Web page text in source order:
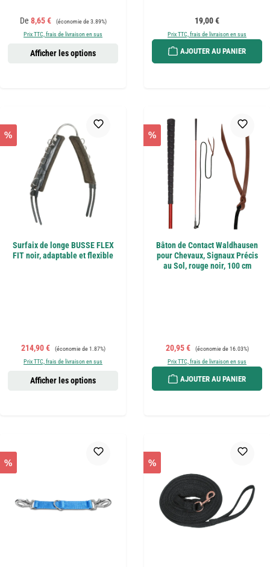
Prix de vente :
De 8,65 € Prix régulier :
(économie de 3.89%)
Prix TTC, frais de livraison en sus
Afficher les options
Prix régulier :
19,00 €
Prix TTC, frais de livraison en sus
AJOUTER AU PANIER
%
Surfaix de longe BUSSE FLEX
FIT noir, adaptable et flexible
Prix de vente :
214,90 € Prix régulier :
(économie de 1.87%)
Prix TTC, frais de livraison en sus
Afficher les options
%
Bâton de Contact Waldhausen
pour Chevaux, Signaux Précis
au Sol, rouge noir, 100 cm
Prix de vente :
20,95 € Prix régulier :
(économie de 16.03%)
Prix TTC, frais de livraison en sus
AJOUTER AU PANIER
% %